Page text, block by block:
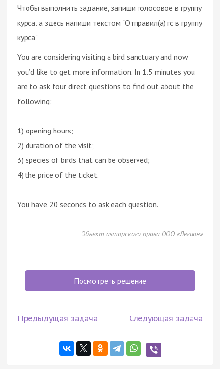
Чтобы выполнить задание, запиши голосовое в группу
курса, а здесь напиши текстом "Отправил(а) гс в группу
курса"
You are considering visiting a bird sanctuary and now
you’d like to get more information. In 1.5 minutes you
are to ask four direct questions to find out about the
following:
1) opening hours;
2) duration of the visit;
3) species of birds that can be observed;
4) the price of the ticket.
You have 20 seconds to ask each question.
Объект авторского права ООО «Легион»
Посмотреть решение
Предыдущая задача Следующая задача